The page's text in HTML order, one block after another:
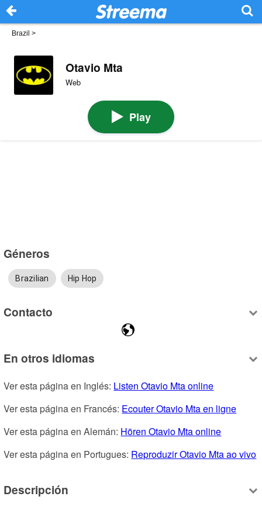
Brazil >
Otavio Mta
Web
Play
Géneros
Brazilian Hip Hop
Contacto
En otros idiomas
Ver esta página en Inglés: Listen Otavio Mta online
Ver esta página en Francés: Ecouter Otavio Mta en ligne
Ver esta página en Alemán: Hören Otavio Mta online
Ver esta página en Portugues: Reproduzir Otavio Mta ao vivo
Descripción